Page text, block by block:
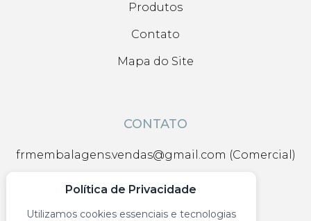
Produtos
Contato
Mapa do Site
CONTATO
frmembalagens.vendas@gmail.com (Comercial)
(11) 94563-0100
(11) 94563-0100
Política de Privacidade
Utilizamos cookies essenciais e tecnologias